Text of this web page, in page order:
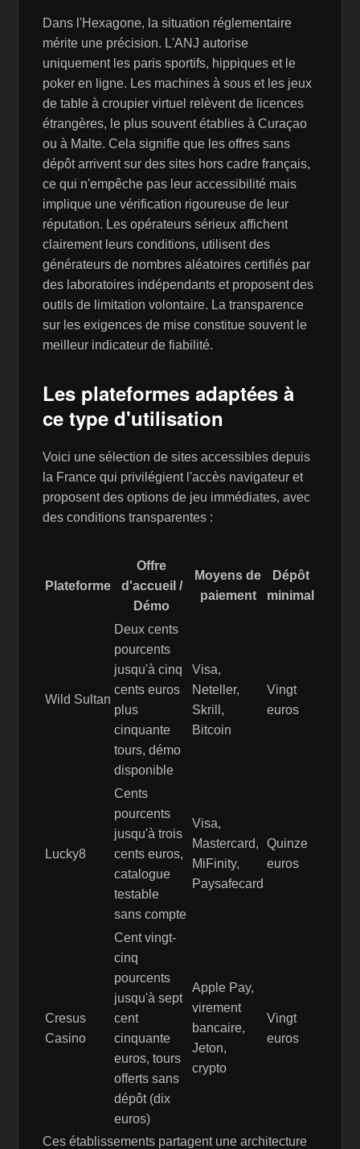
Dans l'Hexagone, la situation réglementaire
mérite une précision. L'ANJ autorise
uniquement les paris sportifs, hippiques et le
poker en ligne. Les machines à sous et les jeux
de table à croupier virtuel relèvent de licences
étrangères, le plus souvent établies à Curaçao
ou à Malte. Cela signifie que les offres sans
dépôt arrivent sur des sites hors cadre français,
ce qui n'empêche pas leur accessibilité mais
implique une vérification rigoureuse de leur
réputation. Les opérateurs sérieux affichent
clairement leurs conditions, utilisent des
générateurs de nombres aléatoires certifiés par
des laboratoires indépendants et proposent des
outils de limitation volontaire. La transparence
sur les exigences de mise constitue souvent le
meilleur indicateur de fiabilité.
Les plateformes adaptées à
ce type d'utilisation
Voici une sélection de sites accessibles depuis
la France qui privilégient l'accès navigateur et
proposent des options de jeu immédiates, avec
des conditions transparentes :
Plateforme
Offre
d'accueil /
Démo
Moyens de
paiement
Dépôt
minimal
Wild Sultan
Deux cents
pourcents
jusqu'à cinq
cents euros
plus
cinquante
tours, démo
disponible
Visa,
Neteller,
Skrill,
Bitcoin
Vingt
euros
Lucky8
Cents
pourcents
jusqu'à trois
cents euros,
catalogue
testable
sans compte
Visa,
Mastercard,
MiFinity,
Paysafecard
Quinze
euros
Cresus
Casino
Cent vingt-
cinq
pourcents
jusqu'à sept
cent
cinquante
euros, tours
offerts sans
dépôt (dix
euros)
Apple Pay,
virement
bancaire,
Jeton,
crypto
Vingt
euros
Ces établissements partagent une architecture